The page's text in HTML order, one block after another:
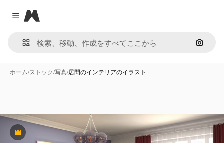
Close menu
Magnific
画像で
ホーム/ストック/写真/居間のインテリアのイラスト
Premium